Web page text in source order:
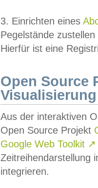
3. Einrichten eines
Pegelstände
Hierfür ist eine
Open Source
Visualisierung
Aus der interaktiven
Open Source Projekt
Google Web Toolkit ↗
Zeitreihendarstellung
integrieren.